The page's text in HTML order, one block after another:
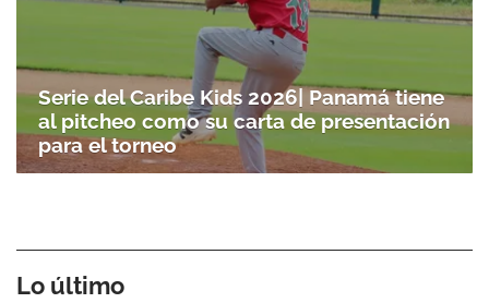
Serie del Caribe Kids 2026| Panamá tiene
al pitcheo como su carta de presentación
para el torneo
Lo último